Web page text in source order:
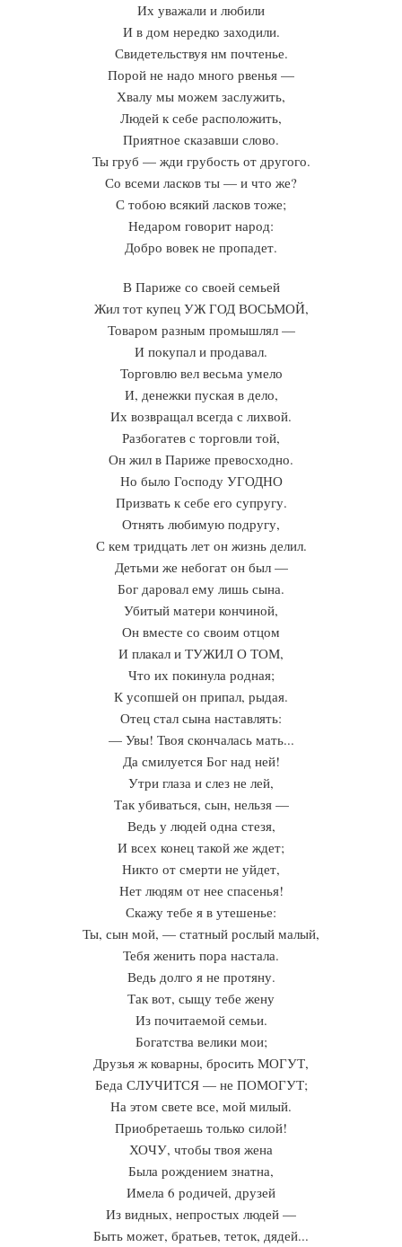
Их уважали и любили
И в дом нередко заходили.
Свидетельствуя нм почтенье.
Порой не надо много рвенья —
Хвалу мы можем заслужить,
Людей к себе расположить,
Приятное сказавши слово.
Ты груб — жди грубость от другого.
Со всеми ласков ты — и что же?
С тобою всякий ласков тоже;
Недаром говорит народ:
Добро вовек не пропадет.
В Париже со своей семьей
Жил тот купец УЖ ГОД ВОСЬМОЙ,
Товаром разным промышлял —
И покупал и продавал.
Торговлю вел весьма умело
И, денежки пуская в дело,
Их возвращал всегда с лихвой.
Разбогатев с торговли той,
Он жил в Париже превосходно.
Но было Господу УГОДНО
Призвать к себе его супругу.
Отнять любимую подругу,
С кем тридцать лет он жизнь делил.
Детьми же небогат он был —
Бог даровал ему лишь сына.
Убитый матери кончиной,
Он вместе со своим отцом
И плакал и ТУЖИЛ О ТОМ,
Что их покинула родная;
К усопшей он припал, рыдая.
Отец стал сына наставлять:
— Увы! Твоя скончалась мать...
Да смилуется Бог над ней!
Утри глаза и слез не лей,
Так убиваться, сын, нельзя —
Ведь у людей одна стезя,
И всех конец такой же ждет;
Никто от смерти не уйдет,
Нет людям от нее спасенья!
Скажу тебе я в утешенье:
Ты, сын мой, — статный рослый малый,
Тебя женить пора настала.
Ведь долго я не протяну.
Так вот, сыщу тебе жену
Из почитаемой семьи.
Богатства велики мои;
Друзья ж коварны, бросить МОГУТ,
Беда СЛУЧИТСЯ — не ПОМОГУТ;
На этом свете все, мой милый.
Приобретаешь только силой!
ХОЧУ, чтобы твоя жена
Была рождением знатна,
Имела 6 родичей, друзей
Из видных, непростых людей —
Быть может, братьев, теток, дядей...